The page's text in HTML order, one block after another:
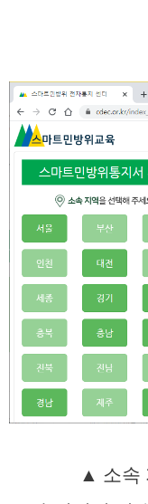
▲ 소속